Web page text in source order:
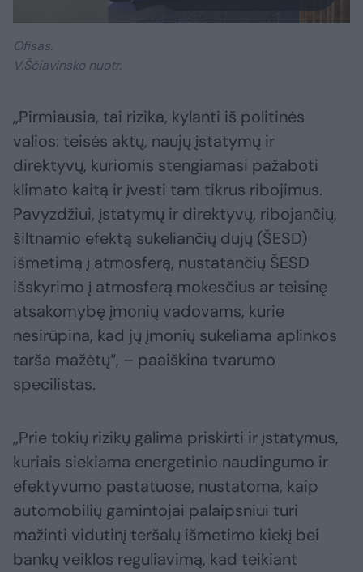
Ofisas.
V.Ščiavinsko nuotr.
„Pirmiausia, tai rizika, kylanti iš politinės
valios: teisės aktų, naujų įstatymų ir
direktyvų, kuriomis stengiamasi pažaboti
klimato kaitą ir įvesti tam tikrus ribojimus.
Pavyzdžiui, įstatymų ir direktyvų, ribojančių,
šiltnamio efektą sukeliančių dujų (ŠESD)
išmetimą į atmosferą, nustatančių ŠESD
išskyrimo į atmosferą mokesčius ar teisinę
atsakomybę įmonių vadovams, kurie
nesirūpina, kad jų įmonių sukeliama aplinkos
tarša mažėtų“, – paaiškina tvarumo
specilistas.
„Prie tokių rizikų galima priskirti ir įstatymus,
kuriais siekiama energetinio naudingumo ir
efektyvumo pastatuose, nustatoma, kaip
automobilių gamintojai palaipsniui turi
mažinti vidutinį teršalų išmetimo kiekį bei
bankų veiklos reguliavimą, kad teikiant